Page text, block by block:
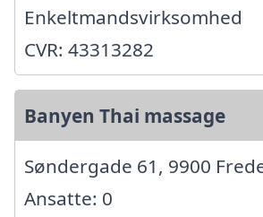
Enkeltmandsvirksomhed
CVR: 43313282
Banyen Thai massage
Søndergade 61, 9900
Ansatte: 0